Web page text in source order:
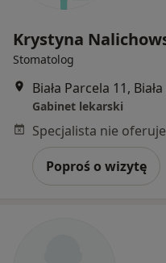
Krystyna
Stomatolog
Biała Parcela 11, Biała
Gabinet lekarski
Poproś o wizytę